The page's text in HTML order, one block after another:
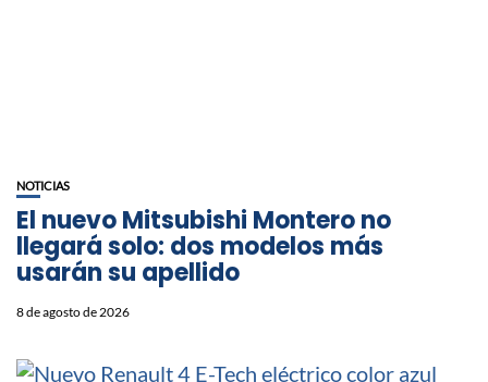
NOTICIAS
⁠El nuevo Mitsubishi Montero no
llegará solo: dos modelos más
usarán su apellido
8 de agosto de 2026